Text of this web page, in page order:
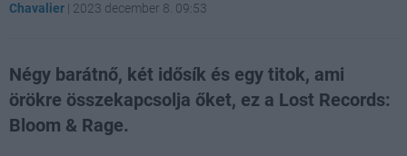
Chavalier | 2023 december 8. 09:53
Négy barátnő, két idősík és egy titok, ami
örökre összekapcsolja őket, ez a Lost Records:
Bloom & Rage.